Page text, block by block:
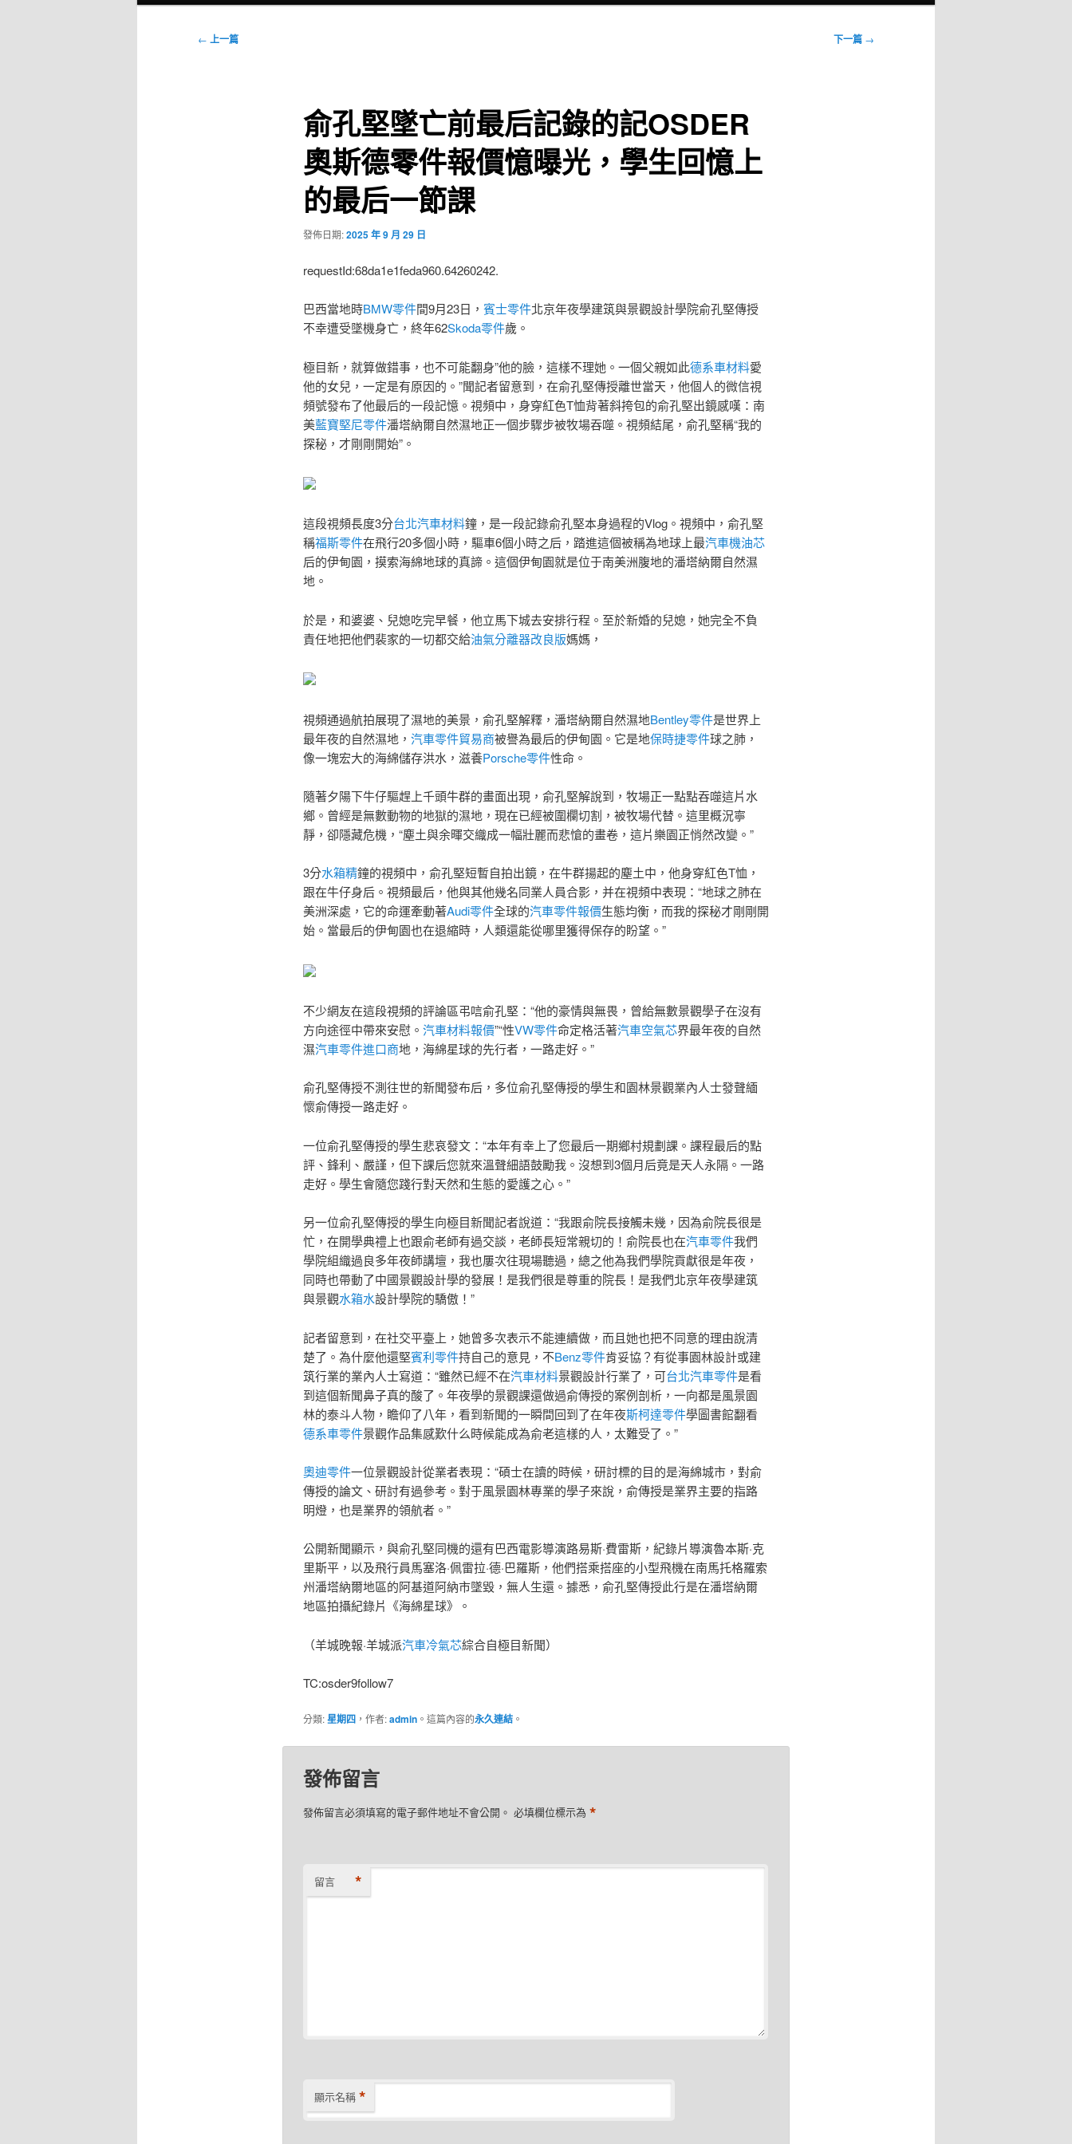
文
← 上一篇 下一篇 →
俞孔堅墜亡前最后記錄的記OSDER
奧斯德零件報價憶曝光，學生回憶上
的最后一節課
發佈日期:2025 年 9 月 29 日
requestId:68da1e1feda960.64260242.
巴西當地時BMW零件間9月23日， 賓士零件北京年夜學建筑與景觀設計學院俞孔堅傳授
不幸遭受墜機身亡，終年62Skoda零件歲。
極目新，就算做錯事，也不可能翻身”他的臉，這樣不理她。一個父親如此德系車材料愛
他的女兒，一定是有原因的。”聞記者留意到，在俞孔堅傳授離世當天，他個人的微信視
頻號發布了他最后的一段記憶。視頻中，身穿紅色T恤背著斜挎包的俞孔堅出鏡感嘆：南
美藍寶堅尼零件潘塔納爾自然濕地正一個步驟步被牧場吞噬。視頻結尾，俞孔堅稱“我的
探秘，才剛剛開始”。
這段視頻長度3分台北汽車材料鐘，是一段記錄俞孔堅本身過程的Vlog。視頻中，俞孔堅
稱福斯零件在飛行20多個小時，驅車6個小時之后，踏進這個被稱為地球上最汽車機油芯
后的伊甸園，摸索海綿地球的真諦。這個伊甸園就是位于南美洲腹地的潘塔納爾自然濕
地。
於是，和婆婆、兒媳吃完早餐，他立馬下城去安排行程。至於新婚的兒媳，她完全不負
責任地把他們裴家的一切都交給油氣分離器改良版媽媽，
視頻通過航拍展現了濕地的美景，俞孔堅解釋，潘塔納爾自然濕地Bentley零件是世界上
最年夜的自然濕地， 汽車零件貿易商被譽為最后的伊甸園。它是地保時捷零件球之肺，
像一塊宏大的海綿儲存洪水，滋養Porsche零件性命。
隨著夕陽下牛仔驅趕上千頭牛群的畫面出現，俞孔堅解說到，牧場正一點點吞噬這片水
鄉。曾經是無數動物的地獄的濕地，現在已經被圍欄切割，被牧場代替。這里概況寧
靜，卻隱藏危機，“塵土與余暉交織成一幅壯麗而悲愴的畫卷，這片樂園正悄然改變。”
3分水箱精鐘的視頻中，俞孔堅短暫自拍出鏡，在牛群揚起的塵土中，他身穿紅色T恤，
跟在牛仔身后。視頻最后，他與其他幾名同業人員合影，并在視頻中表現：“地球之肺在
美洲深處，它的命運牽動著Audi零件全球的汽車零件報價生態均衡，而我的探秘才剛剛開
始。當最后的伊甸園也在退縮時，人類還能從哪里獲得保存的盼望。”
不少網友在這段視頻的評論區弔唁俞孔堅：“他的豪情與無畏，曾給無數景觀學子在沒有
方向途徑中帶來安慰。 汽車材料報價”“性VW零件命定格活著汽車空氣芯界最年夜的自然
濕汽車零件進口商地，海綿星球的先行者，一路走好。”
俞孔堅傳授不測往世的新聞發布后，多位俞孔堅傳授的學生和園林景觀業內人士發聲緬
懷俞傳授一路走好。
一位俞孔堅傳授的學生悲哀發文：“本年有幸上了您最后一期鄉村規劃課。課程最后的點
評、鋒利、嚴謹，但下課后您就來溫聲細語鼓勵我。沒想到3個月后竟是天人永隔。一路
走好。學生會隨您踐行對天然和生態的愛護之心。”
另一位俞孔堅傳授的學生向極目新聞記者說道：“我跟俞院長接觸未幾，因為俞院長很是
忙，在開學典禮上也跟俞老師有過交談，老師長短常親切的！俞院長也在汽車零件我們
學院組織過良多年夜師講壇，我也屢次往現場聽過，總之他為我們學院貢獻很是年夜，
同時也帶動了中國景觀設計學的發展！是我們很是尊重的院長！是我們北京年夜學建筑
與景觀水箱水設計學院的驕傲！”
記者留意到，在社交平臺上，她曾多次表示不能連續做，而且她也把不同意的理由說清
楚了。為什麼他還堅賓利零件持自己的意見，不Benz零件肯妥協？有從事園林設計或建
筑行業的業內人士寫道：“雖然已經不在汽車材料景觀設計行業了，可台北汽車零件是看
到這個新聞鼻子真的酸了。年夜學的景觀課還做過俞傳授的案例剖析，一向都是風景園
林的泰斗人物，瞻仰了八年，看到新聞的一瞬間回到了在年夜斯柯達零件學圖書館翻看
德系車零件景觀作品集感歎什么時候能成為俞老這樣的人，太難受了。”
奧迪零件一位景觀設計從業者表現：“碩士在讀的時候，研討標的目的是海綿城市，對俞
傳授的論文、研討有過參考。對于風景園林專業的學子來說，俞傳授是業界主要的指路
明燈，也是業界的領航者。”
公開新聞顯示，與俞孔堅同機的還有巴西電影導演路易斯·費雷斯，紀錄片導演魯本斯·克
里斯平，以及飛行員馬塞洛·佩雷拉·德·巴羅斯，他們搭乘搭座的小型飛機在南馬托格羅索
州潘塔納爾地區的阿基道阿納市墜毀，無人生還。據悉，俞孔堅傳授此行是在潘塔納爾
地區拍攝紀錄片《海綿星球》。
（羊城晚報·羊城派汽車冷氣芯綜合自極目新聞）
TC:osder9follow7
分類:星期四，作者:admin。這篇內容的永久連結。
發佈留言
發佈留言必須填寫的電子郵件地址不會公開。 必填欄位標示為 *
留言 *
顯示名稱 *